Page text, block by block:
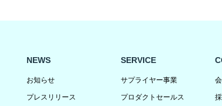
NEWS
お知らせ
プレスリリース
SERVICE
サプライヤー事業
プロダクトセールス